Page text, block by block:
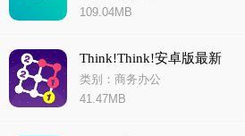
109.04MB
Think!Think!安卓版最新
类别：商务办公
41.47MB